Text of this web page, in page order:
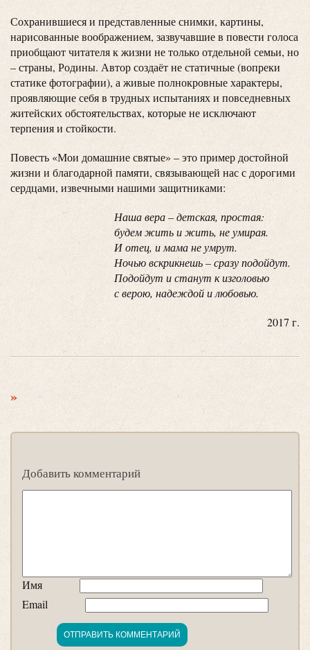
Сохранившиеся и представленные снимки, картины,
нарисованные воображением, зазвучавшие в повести голоса
приобщают читателя к жизни не только отдельной семьи, но
– страны, Родины. Автор создаёт не статичные (вопреки
статике фотографии), а живые полнокровные характеры,
проявляющие себя в трудных испытаниях и повседневных
житейских обстоятельствах, которые не исключают
терпения и стойкости.
Повесть «Мои домашние святые» – это пример достойной
жизни и благодарной памяти, связывающей нас с дорогими
сердцами, извечными нашими защитниками:
Наша вера – детская, простая:
будем жить и жить, не умирая.
И отец, и мама не умрут.
Ночью вскрикнешь – сразу подойдут.
Подойдут и станут к изголовью
с верою, надеждой и любовью.
2017 г.
»
Добавить комментарий
Имя
Email